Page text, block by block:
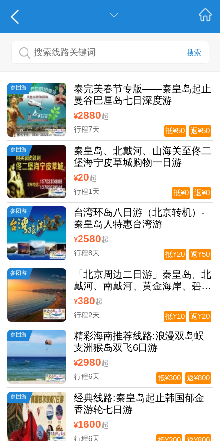
搜索
参团游
泰完美春节专版——秦皇岛起止
曼谷巴厘岛七日深度游
¥2880起
行程7天
返¥50
抵¥50
参团游
秦皇岛、北戴河、山海关至佟二
堡海宁皮草城购物一日游
¥20起
行程1天
返¥0
抵¥0
参团游
台湾环岛八日游（北京转机）-
秦皇岛人特惠台湾游
¥2580起
行程8天
返¥50
抵¥20
参团游
「北京周边二日游」秦皇岛、北
戴河、南戴河、黄金海岸、碧螺
塔酒吧公园、奥林匹克公园、山
海关、老龙头
¥380起
行程2天
返¥20
抵¥10
参团游
精彩海南推荐线路:浪漫双岛蜈
支洲猴岛双飞6日游
¥2980起
行程6天
返¥800
抵¥300
参团游
经典线路:秦皇岛起止韩国郁金
香游轮七日游
¥1600起
行程6天